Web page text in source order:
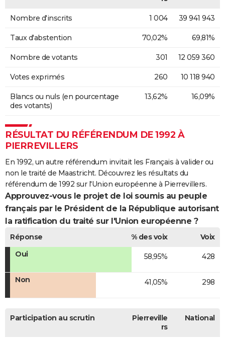
Nombre d'inscrits 1 004 39 941 943
Taux d'abstention 70,02% 69,81%
Nombre de votants 301 12 059 360
Votes exprimés 260 10 118 940
Blancs ou nuls (en pourcentage
des votants)
13,62% 16,09%
RÉSULTAT DU RÉFÉRENDUM DE 1992 À
PIERREVILLERS
En 1992, un autre référendum invitait les Français à valider ou
non le traité de Maastricht. Découvrez les résultats du
référendum de 1992 sur l'Union européenne à Pierrevillers.
Approuvez-vous le projet de loi soumis au peuple
français par le Président de la République autorisant
la ratification du traité sur l'Union européenne ?
Réponse % des voix
Voix
Oui
58,95% 428
Non 41,05% 298
Participation au scrutin
Pierreville
rs
National